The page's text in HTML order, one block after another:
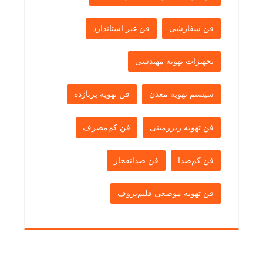
فن سفارشی فن غیر استاندارد
تجهیزات تهویه مهندسی
سیستم تهویه معدن فن تهویه پربازده
فن تهویه زیرزمینی فن کم‌مصرف
فن کم‌صدا فن ضدانفجار
فن تهویه موضعی فلیم‌پروف